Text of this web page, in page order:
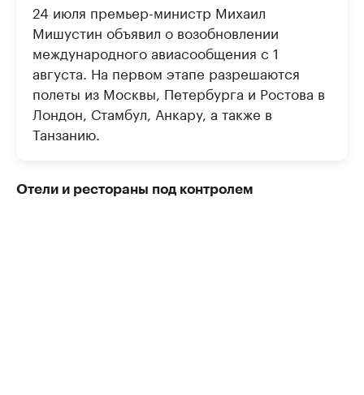
24 июля премьер-министр Михаил
Мишустин объявил о возобновлении
международного авиасообщения с 1
августа. На первом этапе разрешаются
полеты из Москвы, Петербурга и Ростова в
Лондон, Стамбул, Анкару, а также в
Танзанию.
Отели и рестораны под контролем